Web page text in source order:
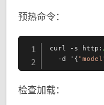
预热命令：
1
2
curl -s http:
  -d '{
检查加载：